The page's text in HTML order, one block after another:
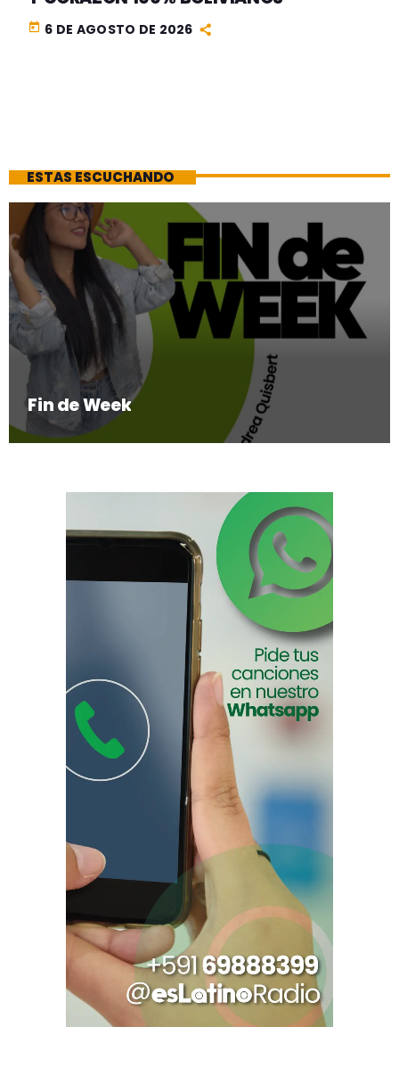
today 6 DE AGOSTO DE 2026
ESTAS ESCUCHANDO
Fin de Week